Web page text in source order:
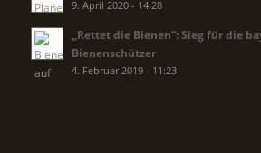
9. April 2020 - 14:28
„Rettet die Bienen“: Sieg für die
Bienenschützer
4. Februar 2019 - 11:23